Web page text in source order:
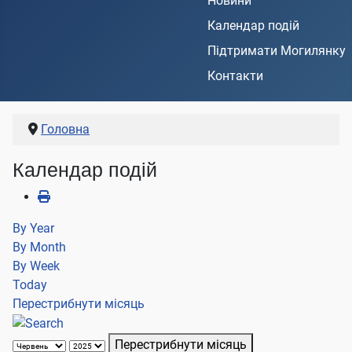
Календар подій
Підтримати Могилянку
Контакти
Головна
Календар подій
By Year
By Month
By Week
Today
Перестрибнути місяць
Перестрибнути місяць